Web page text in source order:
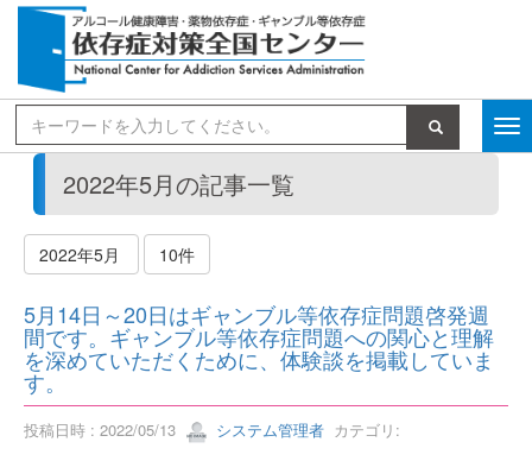
検索
2022年5月の記事一覧
2022年5月 10件
5月14日～20日はギャンブル等依存症問題啓発週
間です。ギャンブル等依存症問題への関心と理解
を深めていただくために、体験談を掲載していま
す。
投稿日時 : 2022/05/13 システム管理者 カテゴリ: